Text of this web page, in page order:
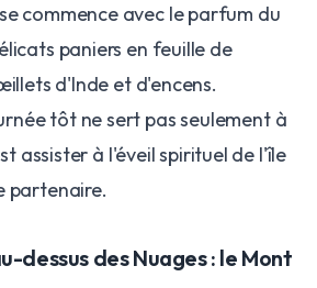
commence avec le parfum du
paniers en feuille de
d'Inde et d'encens.
tôt ne sert pas seulement à
assister à l'éveil spirituel de l'île
partenaire.
dessus des Nuages : le Mont